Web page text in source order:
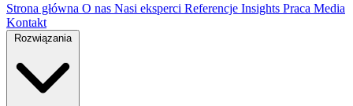
Strona główna O nas Nasi eksperci Referencje Insights Praca Media
Kontakt
Rozwiązania